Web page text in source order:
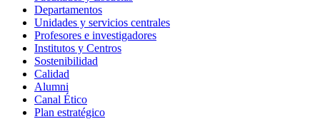
Departamentos
Unidades y servicios centrales
Profesores e investigadores
Institutos y Centros
Sostenibilidad
Calidad
Alumni
Canal Ético
Plan estratégico